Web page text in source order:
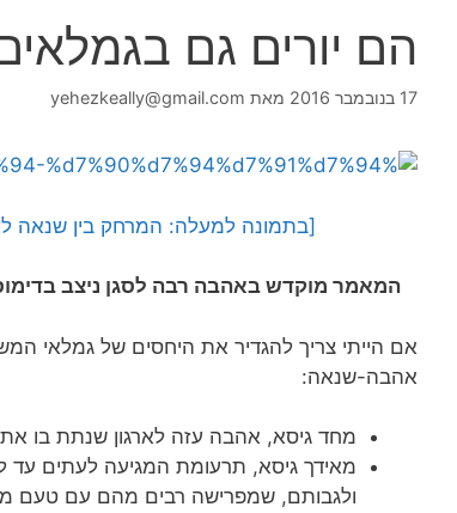
הם יורים גם
17 בנובמבר 2016 מאת yehezkeally@gmail.com
[בתמונה למעלה: המרחק בין שנאה
המאמר מוקדש באהבה רבה לסגן ניצב
אם הייתי צריך להגדיר את היחסים של גמלאי
אהבה-שנאה:
מחד גיסא, אהבה עזה לארגון שנתת בו
מאידך גיסא, תרעומת המגיעה לעתים
ולגבותם, שמפרישה רבים מהם עם טעם